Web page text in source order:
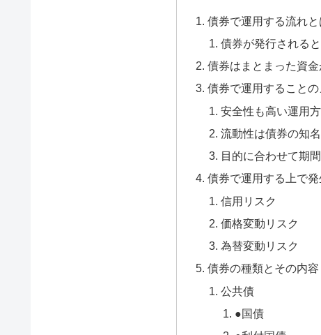
債券で運用する流れと
債券が発行される
債券はまとまった資
債券で運用することの
安全性も高い運用
流動性は債券の知
目的に合わせて期
債券で運用する上で
信用リスク
価格変動リスク
為替変動リスク
債券の種類とその内容
公共債
●国債